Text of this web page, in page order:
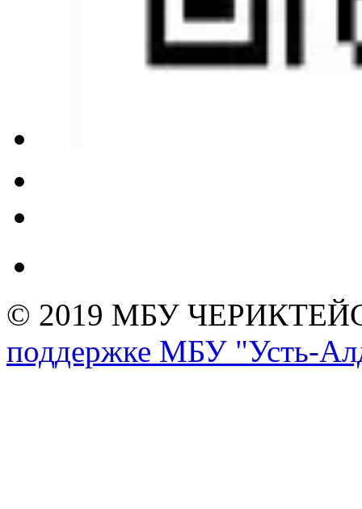
© 2019 МБУ
поддержке МБУ "Усть-